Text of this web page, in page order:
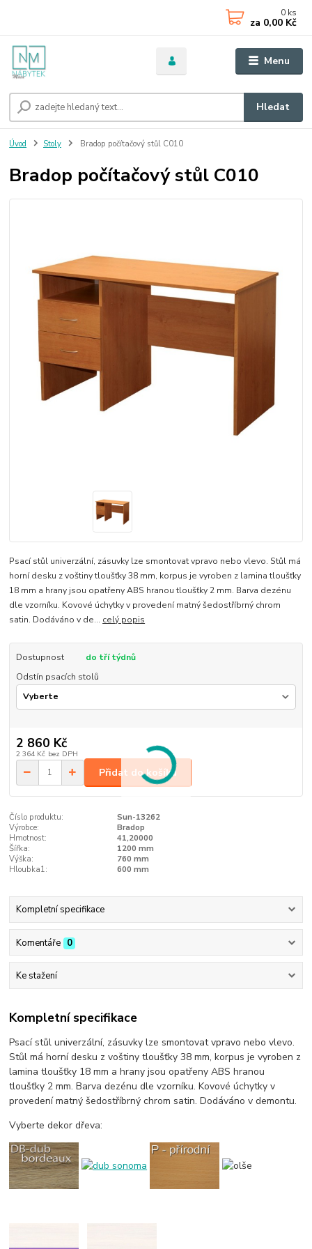
Menu
Hledat
0 ks
za 0,00 Kč
Úvod Stoly Bradop počítačový stůl C010
Bradop počítačový stůl C010
Psací stůl univerzální, zásuvky lze smontovat vpravo nebo vlevo. Stůl má
horní desku z voštiny tloušťky 38 mm, korpus je vyroben z lamina tloušťky
18 mm a hrany jsou opatřeny ABS hranou tloušťky 2 mm. Barva dezénu
dle vzorníku. Kovové úchytky v provedení matný šedostříbrný chrom
satin. Dodáváno v de... celý popis
Dostupnost
do tří týdnů
Odstín psacích stolů
2 860 Kč
2 364 Kč bez DPH
Přidat do košíku
Číslo produktu:
Sun-13262
Výrobce:
Bradop
Hmotnost:
41,20000
Šířka:
1200 mm
Výška:
760 mm
Hloubka1:
600 mm
Kompletní specifikace
Komentáře 0
Ke stažení
Kompletní specifikace
Psací stůl univerzální, zásuvky lze smontovat vpravo nebo vlevo.
Stůl má horní desku z voštiny tloušťky 38 mm, korpus je vyroben z
lamina tloušťky 18 mm a hrany jsou opatřeny ABS hranou
tloušťky 2 mm. Barva dezénu dle vzorníku. Kovové úchytky v
provedení matný šedostříbrný chrom satin. Dodáváno v demontu.
Vyberte dekor dřeva: